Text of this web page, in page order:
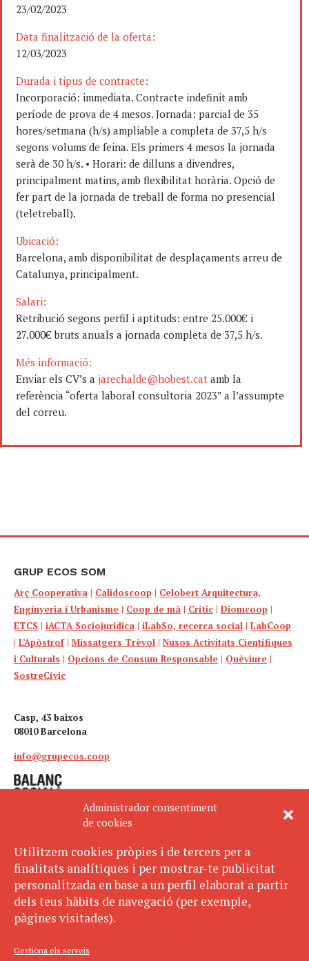
Administrador consentiment
de cookies
Utilitzem cookies pròpies i de tercers per a
finalitats analítiques i per mostrar-te publicitat
personalitzada en base a un perfil elaborat a partir
dels teus hàbits de navegació (per exemple,
pàgines visitades).
Gestiona els serveis
23/02/2023
Data finalització de la oferta:
12/03/2023
Durada i tipus de contracte:
Incorporació: immediata. Contracte indefinit amb
període de prova de 4 mesos. Jornada: parcial de 35
hores/setmana (h/s) ampliable a completa de 37,5 h/s
segons volums de feina. Els primers 4 mesos la jornada
serà de 30 h/s. • Horari: de dilluns a divendres,
principalment matins, amb flexibilitat horària. Opció de
fer part de la jornada de treball de forma no presencial
(teletreball).
Ubicació:
Barcelona, amb disponibilitat de desplaçaments arreu de
Catalunya, principalment.
Salari:
Retribució segons perfil i aptituds: entre 25.000€ i
27.000€ bruts anuals a jornada completa de 37,5 h/s.
Més informació:
Enviar els CV’s a jarechalde@hobest.cat amb la
referència “oferta laboral consultoria 2023” a l’assumpte
del correu.
GRUP ECOS SOM
Arç Cooperativa | Calidoscoop | Celobert Arquitectura,
Enginyeria i Urbanisme | Coop de mà | Crític | Diomcoop |
ETCS | iACTA Sociojuridica | iLabSo, recerca social | LabCoop
| L’Apòstrof| Missatgers Trèvol | Nusos Activitats Científiques
i Culturals | Opcions de Consum Responsable | Quèviure |
SostreCívic
Casp, 43 baixos
08010 Barcelona
info@grupecos.coop
Avís legal
Política de privacitat
Política de cookies
SUBSCRIU-TE
AL BUTLLETÍ